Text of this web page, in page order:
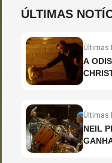
ÚLTIMAS
Últimas
A
IMAX
Últimas
NEIL